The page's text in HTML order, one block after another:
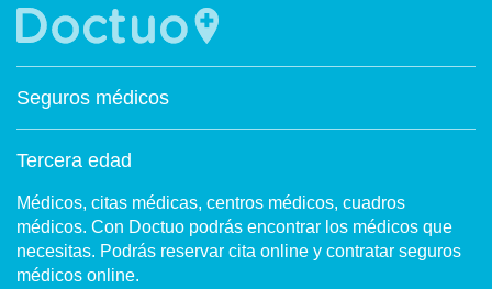
Seguros médicos
Tercera edad
Médicos, citas médicas, centros médicos, cuadros
médicos. Con Doctuo podrás encontrar los médicos que
necesitas. Podrás reservar cita online y contratar seguros
médicos online.